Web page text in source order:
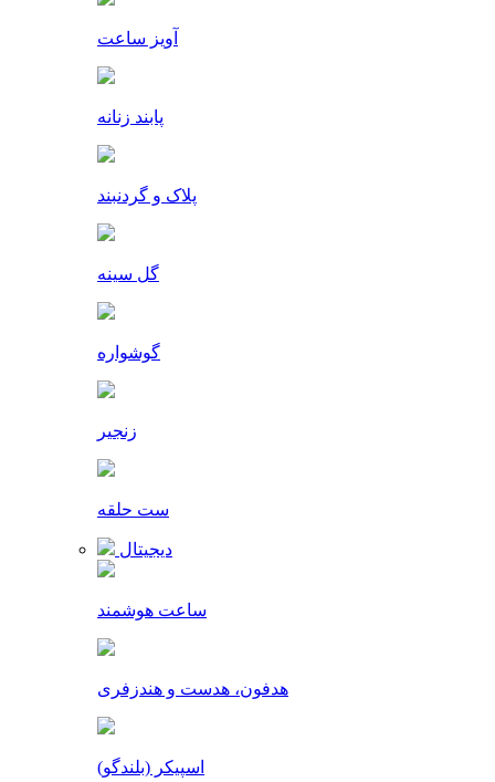
آویز ساعت
پابند زنانه
پلاک و گردنبند
گل سینه
گوشواره
زنجیر
ست حلقه
دیجیتال
ساعت هوشمند
هدفون، هدست و هندزفری
اسپیکر (بلندگو)